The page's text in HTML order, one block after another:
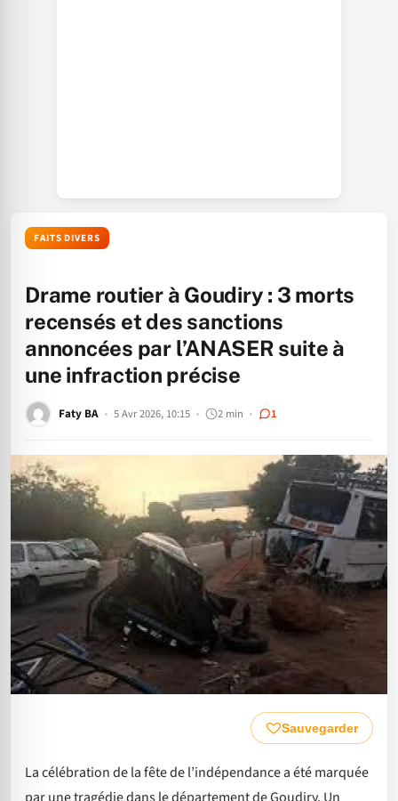
FAITS DIVERS
Drame routier à Goudiry : 3 morts
recensés et des sanctions
annoncées par l’ANASER suite à
une infraction précise
Faty BA 5 Avr 2026, 10:15 2 min 1
Sauvegarder
La célébration de la fête de l’indépendance a été marquée